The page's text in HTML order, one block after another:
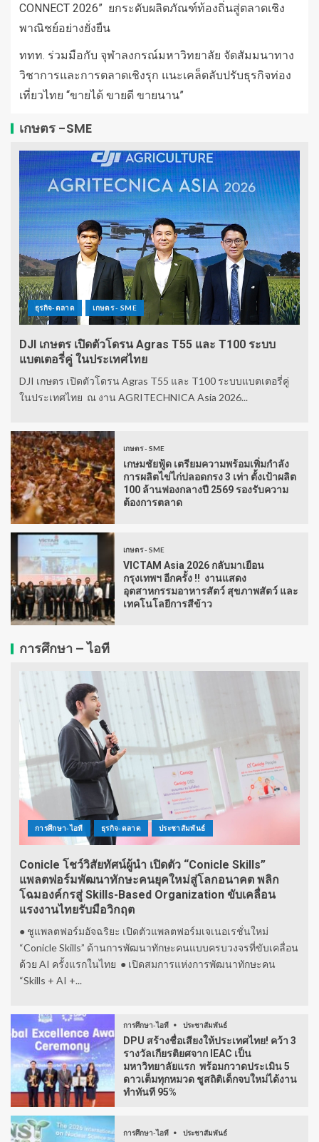
CONNECT 2026” ยกระดับผลิตภัณฑ์ท้องถิ่นสู่ตลาดเชิง
พาณิชย์อย่างยั่งยืน
ททท. ร่วมมือกับ จุฬาลงกรณ์มหาวิทยาลัย จัดสัมมนาทาง
วิชาการและการตลาดเชิงรุก แนะเคล็ดลับปรับธุรกิจท่อง
เที่ยวไทย “ขายได้ ขายดี ขายนาน”
เกษตร -SME
ธุรกิจ-ตลาด เกษตร - SME
DJI เกษตร เปิดตัวโดรน Agras T55 และ T100 ระบบ
แบตเตอรี่คู่ ในประเทศไทย
DJI เกษตร เปิดตัวโดรน Agras T55 และ T100 ระบบแบตเตอรี่คู่
ในประเทศไทย ณ งาน AGRITECHNICA Asia 2026...
เกษตร - SME
เกษมชัยฟู้ด เตรียมความพร้อมเพิ่มกำลัง
การผลิตไข่ไก่ปลอดกรง 3 เท่า ตั้งเป้าผลิต
100 ล้านฟองกลางปี 2569 รองรับความ
ต้องการตลาด
เกษตร - SME
VICTAM Asia 2026 กลับมาเยือน
กรุงเทพฯ อีกครั้ง !! งานแสดง
อุตสาหกรรมอาหารสัตว์ สุขภาพสัตว์ และ
เทคโนโลยีการสีข้าว
การศึกษา – ไอที
การศึกษา-ไอที ธุรกิจ-ตลาด ประชาสัมพันธ์
Conicle โชว์วิสัยทัศน์ผู้นำ เปิดตัว “Conicle Skills”
แพลตฟอร์มพัฒนาทักษะคนยุคใหม่สู่โลกอนาคต พลิก
โฉมองค์กรสู่ Skills-Based Organization ขับเคลื่อน
แรงงานไทยรับมือวิกฤต
● ชูแพลตฟอร์มอัจฉริยะ เปิดตัวแพลตฟอร์มเจเนอเรชั่นใหม่
“Conicle Skills” ด้านการพัฒนาทักษะคนแบบครบวงจรที่ขับเคลื่อน
ด้วย AI ครั้งแรกในไทย ● เปิดสมการแห่งการพัฒนาทักษะคน
“Skills + AI +...
การศึกษา-ไอที ประชาสัมพันธ์
DPU สร้างชื่อเสียงให้ประเทศไทย! คว้า 3
รางวัลเกียรติยศจาก IEAC เป็น
มหาวิทยาลัยแรก พร้อมกวาดประเมิน 5
ดาวเต็มทุกหมวด ชูสถิติเด็กจบใหม่ได้งาน
ทำทันที 95%
การศึกษา-ไอที ประชาสัมพันธ์